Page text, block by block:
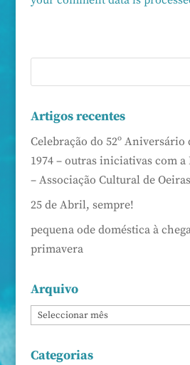
Artigos recentes
Celebração do 52º Aniversário
1974 – outras iniciativas com
– Associação Cultural de Oeiras
25 de Abril, sempre!
pequena ode doméstica à
primavera
Arquivo
Categorias